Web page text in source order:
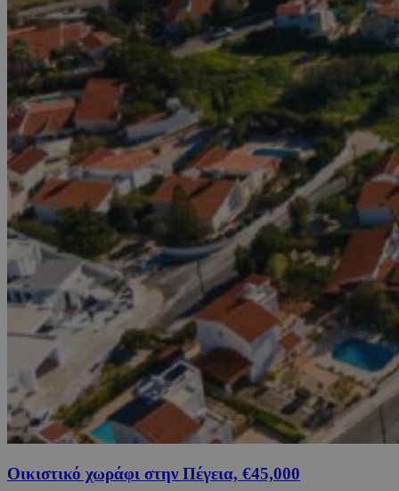
Οικιστικό χωράφι στην Πέγεια, €45,000